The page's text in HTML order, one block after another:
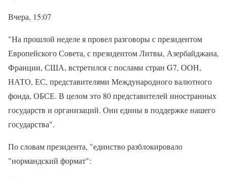
Вчера, 15:07
"На прошлой неделе я провел разговоры с президентом
Европейского Совета, с президентом Литвы, Азербайджана,
Франции, США, встретился с послами стран G7, ООН,
НАТО, ЕС, представителями Международного валютного
фонда, ОБСЕ. В целом это 80 представителей иностранных
государств и организаций. Они едины в поддержке нашего
государства".
По словам президента, "единство разблокировало
"нормандский формат":